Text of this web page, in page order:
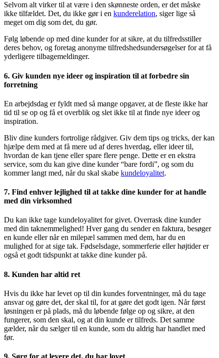
Selvom alt virker til at være i den skønneste orden, er det måske
ikke tilfældet. Det, du ikke gør i en kunderelation, siger lige så
meget om dig som det, du gør.
Følg løbende op med dine kunder for at sikre, at du tilfredsstiller
deres behov, og foretag anonyme tilfredshedsundersøgelser for at få
yderligere tilbagemeldinger.
6. Giv kunden nye ideer og inspiration til at forbedre sin
forretning
En arbejdsdag er fyldt med så mange opgaver, at de fleste ikke har
tid til se op og få et overblik og slet ikke til at finde nye ideer og
inspiration.
Bliv dine kunders fortrolige rådgiver. Giv dem tips og tricks, der kan
hjælpe dem med at få mere ud af deres hverdag, eller ideer til,
hvordan de kan tjene eller spare flere penge. Dette er en ekstra
service, som du kan give dine kunder “bare fordi”, og som du
kommer langt med, når du skal skabe kundeloyalitet.
7. Find enhver lejlighed til at takke dine kunder for at handle
med din virksomhed
Du kan ikke tage kundeloyalitet for givet. Overrask dine kunder
med din taknemmelighed! Hver gang du sender en faktura, besøger
en kunde eller når en milepæl sammen med dem, har du en
mulighed for at sige tak. Fødselsdage, sommerferie eller højtider er
også et godt tidspunkt at takke dine kunder på.
8. Kunden har altid ret
Hvis du ikke har levet op til din kundes forventninger, må du tage
ansvar og gøre det, der skal til, for at gøre det godt igen. Når først
løsningen er på plads, må du løbende følge op og sikre, at den
fungerer, som den skal, og at din kunde er tilfreds. Det samme
gælder, når du sælger til en kunde, som du aldrig har handlet med
før.